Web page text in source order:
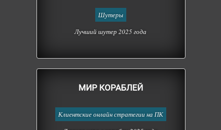
Шутеры
Лучший шутер 2025 года
МИР КОРАБЛЕЙ
Клиентские онлайн стратегии на ПК